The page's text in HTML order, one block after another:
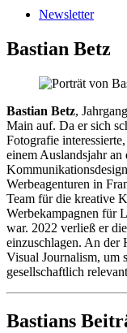
Newsletter
Bastian Betz
Bastian Betz,
Main auf. Da er sich
Fotografie
einem Auslandsjahr
Werbeagenturen in
Team für die kreative
Werbekampagnen für
war. 2022 verließ er
einzuschlagen. An der
Visual Journalism, um
gesellschaftlich
Bastians